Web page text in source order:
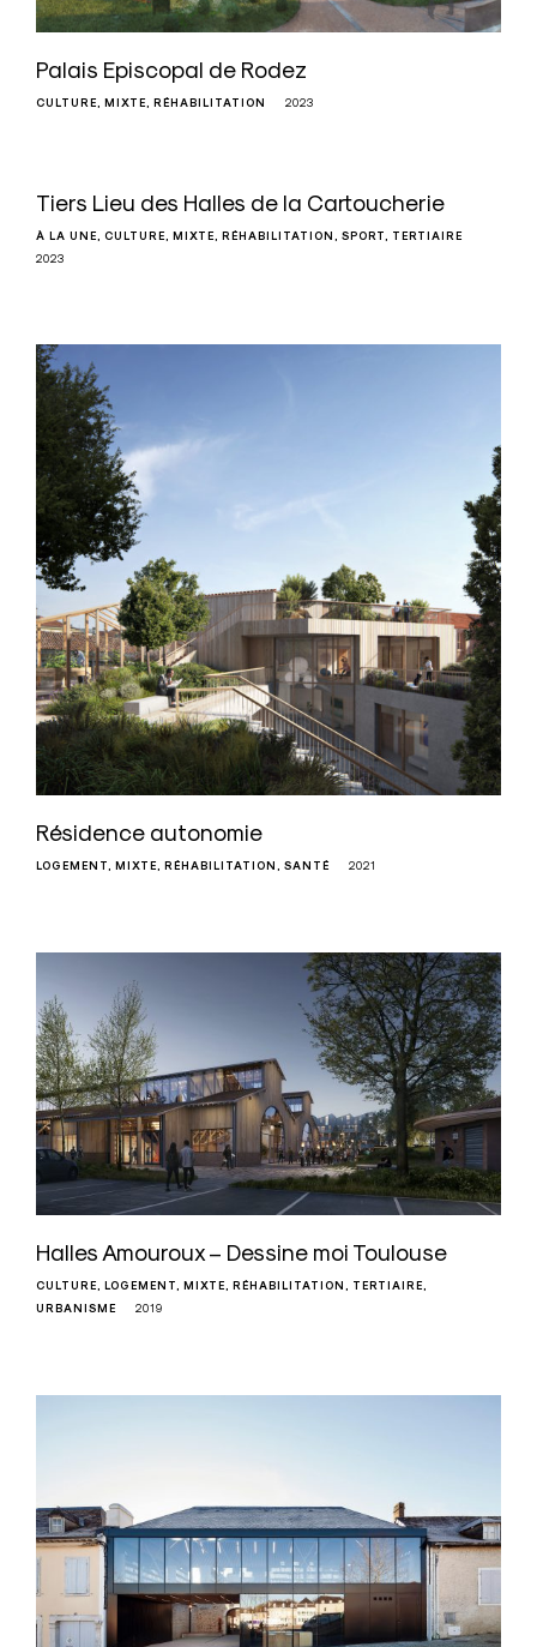
Palais Episcopal de Rodez
CULTURE MIXTE RÉHABILITATION 2023
Tiers Lieu des Halles de la Cartoucherie
À LA UNE CULTURE MIXTE RÉHABILITATION SPORT TERTIAIRE
2023
Résidence autonomie
LOGEMENT MIXTE RÉHABILITATION SANTÉ 2021
Halles Amouroux – Dessine moi Toulouse
CULTURE LOGEMENT MIXTE RÉHABILITATION
TERTIAIRE
URBANISME
2019